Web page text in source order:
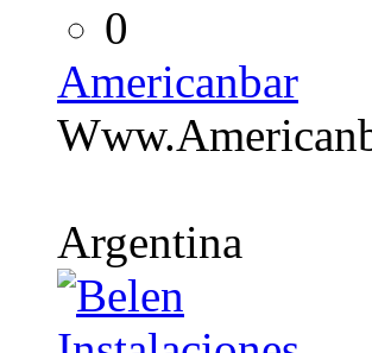
0
Americanbar
Argentina